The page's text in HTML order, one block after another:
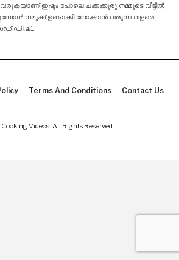
ഇഷ്ടം പോലെ ചക്കക്കുരു നമ്മുടെ വീട്ടിൽ
നമുക്ക് ഉണ്ടാക്കി നോക്കാൻ വരുന്ന വളരെ
ഡിഷ്…
Terms And Conditions Contact Us
Videos. All Rights Reserved.